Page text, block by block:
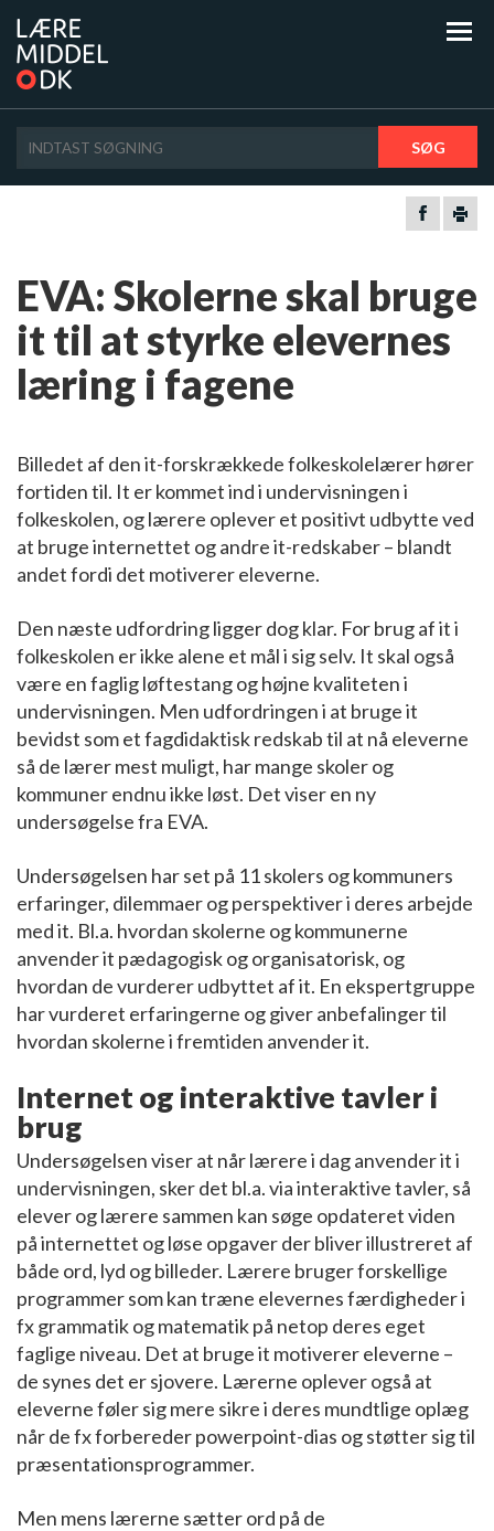
SØG
EVA: Skolerne skal bruge
it til at styrke elevernes
læring i fagene
Billedet af den it-forskrækkede folkeskolelærer hører
fortiden til. It er kommet ind i undervisningen i
folkeskolen, og lærere oplever et positivt udbytte ved
at bruge internettet og andre it-redskaber – blandt
andet fordi det motiverer eleverne.
Den næste udfordring ligger dog klar. For brug af it i
folkeskolen er ikke alene et mål i sig selv. It skal også
være en faglig løftestang og højne kvaliteten i
undervisningen. Men udfordringen i at bruge it
bevidst som et fagdidaktisk redskab til at nå eleverne
så de lærer mest muligt, har mange skoler og
kommuner endnu ikke løst. Det viser en ny
undersøgelse fra EVA.
Undersøgelsen har set på 11 skolers og kommuners
erfaringer, dilemmaer og perspektiver i deres arbejde
med it. Bl.a. hvordan skolerne og kommunerne
anvender it pædagogisk og organisatorisk, og
hvordan de vurderer udbyttet af it. En ekspertgruppe
har vurderet erfaringerne og giver anbefalinger til
hvordan skolerne i fremtiden anvender it.
Internet og interaktive tavler i
brug
Undersøgelsen viser at når lærere i dag anvender it i
undervisningen, sker det bl.a. via interaktive tavler, så
elever og lærere sammen kan søge opdateret viden
på internettet og løse opgaver der bliver illustreret af
både ord, lyd og billeder. Lærere bruger forskellige
programmer som kan træne elevernes færdigheder i
fx grammatik og matematik på netop deres eget
faglige niveau. Det at bruge it motiverer eleverne –
de synes det er sjovere. Lærerne oplever også at
eleverne føler sig mere sikre i deres mundtlige oplæg
når de fx forbereder powerpoint-dias og støtter sig til
præsentationsprogrammer.
Men mens lærerne sætter ord på de